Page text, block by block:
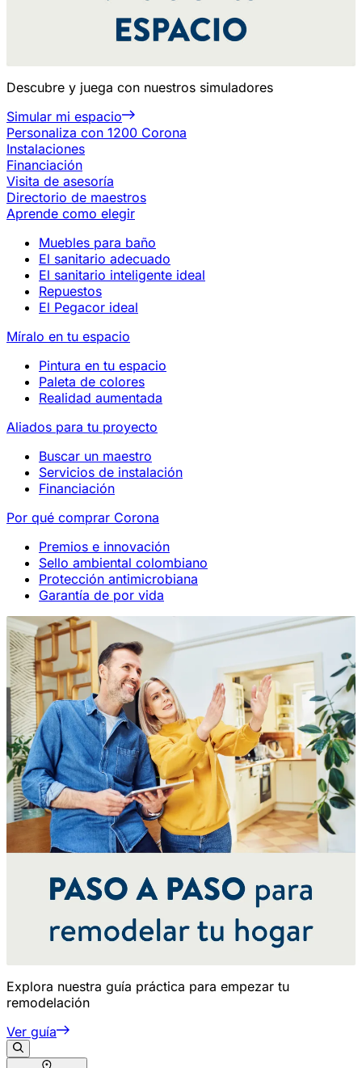
Descubre y juega con nuestros simuladores
Simular mi espacio
Personaliza con 1200 Corona
Instalaciones
Financiación
Visita de asesoría
Directorio de maestros
Aprende como elegir
Muebles para baño
El sanitario adecuado
El sanitario inteligente ideal
Repuestos
El Pegacor ideal
Míralo en tu espacio
Pintura en tu espacio
Paleta de colores
Realidad aumentada
Aliados para tu proyecto
Buscar un maestro
Servicios de instalación
Financiación
Por qué comprar Corona
Premios e innovación
Sello ambiental colombiano
Protección antimicrobiana
Garantía de por vida
Explora nuestra guía práctica para empezar tu
remodelación
Ver guía